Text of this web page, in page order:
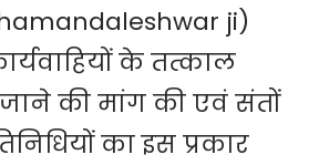
ji)
के तत्काल
की मांग की एवं संतों
का इस प्रकार